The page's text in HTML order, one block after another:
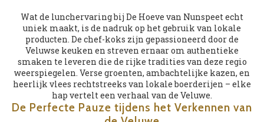
Wat de lunchervaring bij De Hoeve van Nunspeet echt
uniek maakt, is de nadruk op het gebruik van lokale
producten. De chef-koks zijn gepassioneerd door de
Veluwse keuken en streven ernaar om authentieke
smaken te leveren die de rijke tradities van deze regio
weerspiegelen. Verse groenten, ambachtelijke kazen, en
heerlijk vlees rechtstreeks van lokale boerderijen – elke
hap vertelt een verhaal van de Veluwe.
De Perfecte Pauze tijdens het Verkennen van